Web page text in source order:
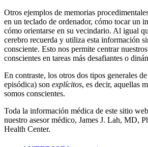
Otros ejemplos de memorias
en un teclado de ordenador, cómo tocar un
cómo orientarse en su vecindario. Al igual
cerebro recuerda y utiliza esta información
consciente. Esto nos permite centrar
conscientes en tareas más desafiantes o
En contraste, los otros dos tipos generales
episódica) son explícitos, es decir, aquellas
somos conscientes.
Toda la información médica de este sitio
nuestro asesor médico, James J. Lah, MD,
Health Center.